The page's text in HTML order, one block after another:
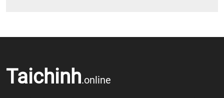
Taichinh.online